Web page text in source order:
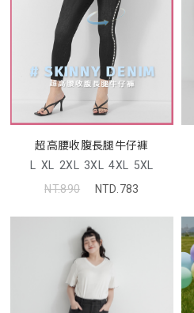
超高腰收腹長腿牛仔褲
L XL 2XL 3XL 4XL 5XL
NT.890
NTD.783